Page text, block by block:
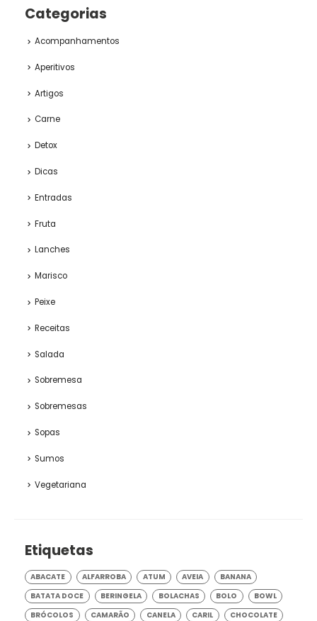
Etiquetas
ABACATE ALFARROBA ATUM AVEIA
BANANA
BATATA DOCE
BERINGELA BOLACHAS BOLO
BOWL